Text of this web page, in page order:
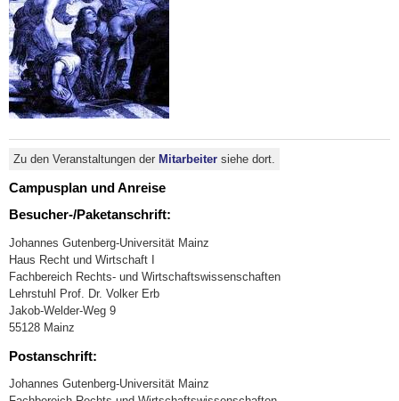
Zu den Veranstaltungen der Mitarbeiter siehe dort.
Campusplan und Anreise
Besucher-/Paketanschrift:
Johannes Gutenberg-Universität Mainz
Haus Recht und Wirtschaft I
Fachbereich Rechts- und Wirtschaftswissenschaften
Lehrstuhl Prof. Dr. Volker Erb
Jakob-Welder-Weg 9
55128 Mainz
Postanschrift:
Johannes Gutenberg-Universität Mainz